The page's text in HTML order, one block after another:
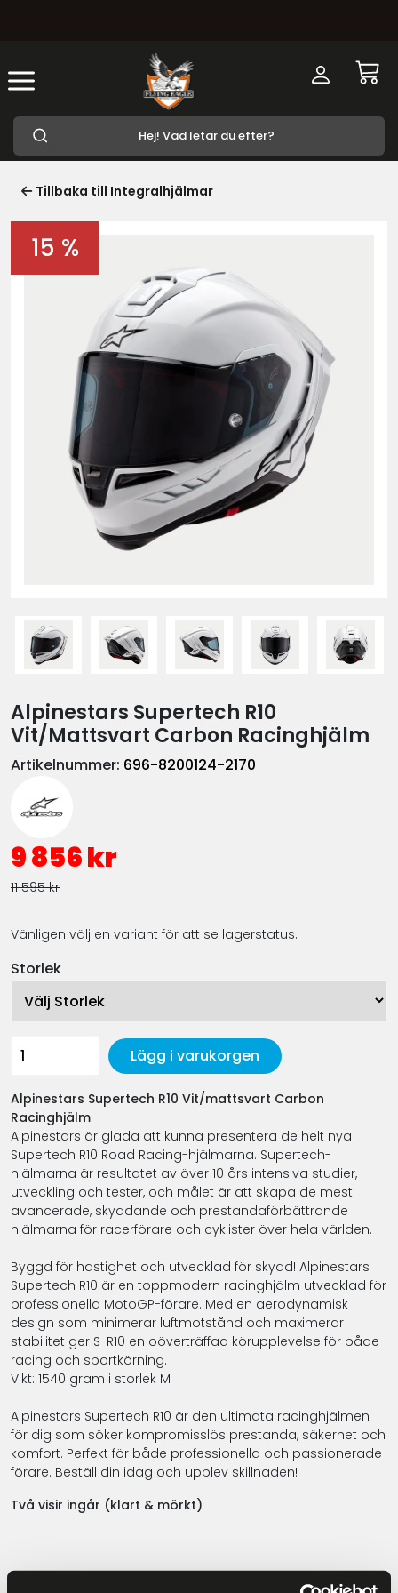
Tillbaka till Integralhjälmar
15 %
Alpinestars Supertech R10
Vit/Mattsvart Carbon Racinghjälm
Artikelnummer: 696-8200124-2170
9 856 kr
11 595 kr
Vänligen välj en variant för att se lagerstatus.
Storlek
Lägg i varukorgen
Alpinestars Supertech R10 Vit/mattsvart Carbon
Racinghjälm
Alpinestars är glada att kunna presentera de helt nya
Supertech R10 Road Racing-hjälmarna. Supertech-
hjälmarna är resultatet av över 10 års intensiva studier,
utveckling och tester, och målet är att skapa de mest
avancerade, skyddande och prestandaförbättrande
hjälmarna för racerförare och cyklister över hela världen.
Byggd för hastighet och utvecklad för skydd! Alpinestars
Supertech R10 är en toppmodern racinghjälm utvecklad för
professionella MotoGP-förare. Med en aerodynamisk
design som minimerar luftmotstånd och maximerar
stabilitet ger S-R10 en oöverträffad körupplevelse för både
racing och sportkörning.
Vikt: 1540 gram i storlek M
Alpinestars Supertech R10 är den ultimata racinghjälmen
för dig som söker kompromisslös prestanda, säkerhet och
komfort. Perfekt för både professionella och passionerade
förare. Beställ din idag och upplev skillnaden!
Två visir ingår (klart & mörkt)